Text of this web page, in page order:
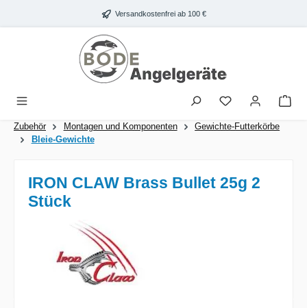
Zum Hauptinhalt springen Versandkostenfrei ab 100 €
Zubehör Montagen und Komponenten
Gewichte-Futterkörbe
Bleie-Gewichte
IRON CLAW Brass Bullet 25g 2
Stück